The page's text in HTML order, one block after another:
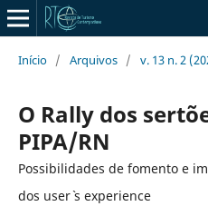
Início / Arquivos / v. 13 n. 2
O Rally dos
PIPA/RN
Possibilidades de fomento e
dos user` s experience